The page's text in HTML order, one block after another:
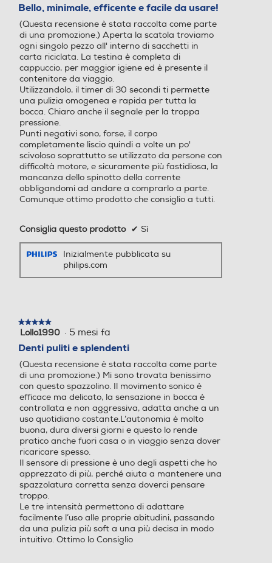
Alta
Per una pulizia miglio
re
Aspetto e rifiniture
Colore Nero
Assistenza
Garanzia
Garanzia limitata di 2
anni
Documents
informativo
importante
rispetto a uno spazzolino manuale
Spazzolino elettrico - Tecnologia sonica - Con timer - Getto
singolo - 3 velocità - Con pressione getto regolabile
Peso-Kg
0,543
Peso-Kg
Accessori in dotazione Accessori in dotazione
Contenuto: 1 spazzolino iO6
con 2 testine di ricambio, 1
atore, 1 porta testine di ric
5
stelle.
Bello, minimale, efficente e facile da usare!
(Questa recensione è stata raccolta come parte
di una promozione.) Aperta la scatola troviamo
ogni singolo pezzo all' interno di sacchetti in
carta riciclata. La testina è completa di
cappuccio, per maggior igiene ed è presente il
contenitore da viaggio.
Utilizzandolo, il timer di 30 secondi ti permette
una pulizia omogenea e rapida per tutta la
bocca. Chiaro anche il segnale per la troppa
pressione.
Punti negativi sono, forse, il corpo
completamente liscio quindi a volte un po'
scivoloso soprattutto se utilizzato da persone con
difficoltà motore, e sicuramente più fastidiosa, la
mancanza dello spinotto della corrente
obbligandomi ad andare a comprarlo a parte.
Comunque ottimo prodotto che consiglio a tutti.
Consiglia questo prodotto ✔ Sì
Inizialmente pubblicata su
philips.com
★★★★★
★★★★★
stelle.
Lollo1990 · 5 mesi fa
Denti puliti e splendenti
(Questa recensione è stata raccolta come parte
di una promozione.) Mi sono trovata benissimo
con questo spazzolino. Il movimento sonico è
efficace ma delicato, la sensazione in bocca è
controllata e non aggressiva, adatta anche a un
uso quotidiano costante.L’autonomia è molto
buona, dura diversi giorni e questo lo rende
pratico anche fuori casa o in viaggio senza dover
ricaricare spesso.
Il sensore di pressione è uno degli aspetti che ho
apprezzato di più, perché aiuta a mantenere una
spazzolatura corretta senza doverci pensare
troppo.
Le tre intensità permettono di adattare
facilmente l’uso alle proprie abitudini, passando
da una pulizia più soft a una più decisa in modo
intuitivo. Ottimo lo Consiglio